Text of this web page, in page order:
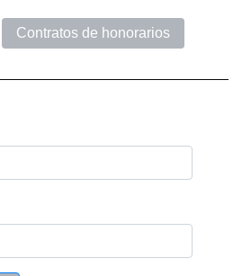
Contratos de honorarios